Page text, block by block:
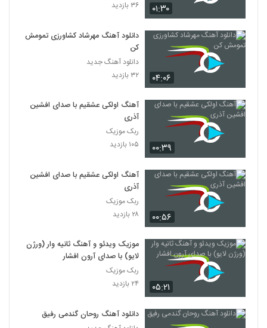
۰۱:۳۰
۳۶ بازدید
۰۴:۰۶
دانلود آهنگ مهرشاد کشاورزی تمومش
کن
دانلود آهنگ جدید
۳۲ بازدید
۰۰:۳۹
آهنگ اولکی عشقیم با صدای افشین
آذری
ربک موزیک
۱۰۵ بازدید
۰۰:۵۶
آهنگ اولکی عشقیم با صدای افشین
آذری
ربک موزیک
۲۸ بازدید
۰۵:۲۱
موزیک ویدئو و آهنگ ثانیه وار (ورژن
لایو) با صدای آرون افشار
ربک موزیک
۲۴ بازدید
دانلود آهنگ روحان گندمی رفیق